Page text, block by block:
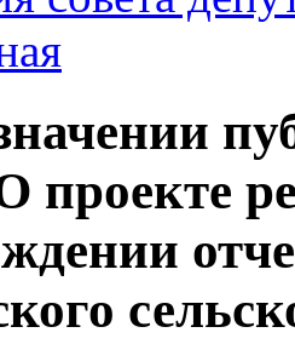
проекте